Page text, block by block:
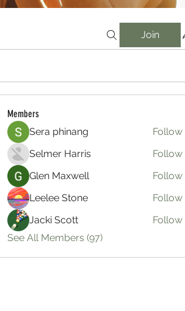
Join
Members
Sera phinang
Follow
Selmer Harris
Follow
Glen Maxwell
Follow
Leelee Stone
Follow
Jacki Scott
Follow
See All Members (97)